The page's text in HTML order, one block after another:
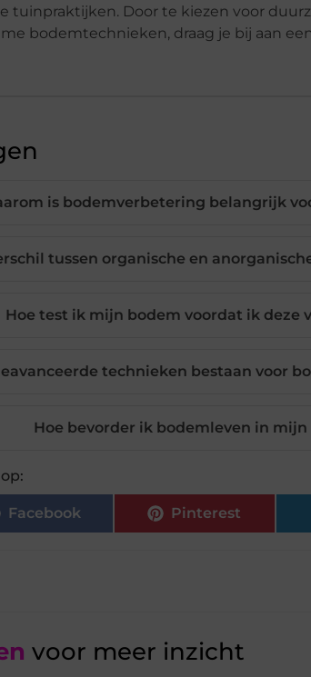
tuinpraktijken. Door te kiezen voor
bodemtechnieken, draag je bij aan
is bodemverbetering belangrijk
tussen organische en
Hoe test ik mijn bodem voordat ik deze
technieken bestaan voor
Hoe bevorder ik bodemleven in mijn
Facebook Pinterest
voor meer inzicht